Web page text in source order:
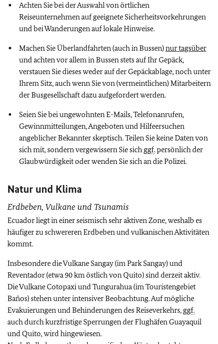
Achten Sie bei der Auswahl von örtlichen
Reiseunternehmen auf geeignete Sicherheitsvorkehrungen
und bei Wanderungen auf lokale Hinweise.
Machen Sie Überlandfahrten (auch in Bussen)nur tagsüber
und achten vor allem in Bussen stets auf Ihr Gepäck,
verstauen Sie dieses weder auf der Gepäckablage, noch unter
Ihrem Sitz, auch wenn Sie von (vermeintlichen) Mitarbeitern
der Busgesellschaft dazu aufgefordert werden.
Seien Sie bei ungewohnten E-Mails, Telefonanrufen,
Gewinnmitteilungen, Angeboten und Hilfeersuchen
angeblicher Bekannter skeptisch. Teilen Sie keine Daten von
sich mit, sondern vergewissern Sie sich ggf.persönlich der
Glaubwürdigkeit oder wenden Sie sich an die Polizei.
Natur und Klima
Erdbeben, Vulkane und Tsunamis
Ecuador liegt in einer seismisch sehr aktiven Zone, weshalb es
häufiger zu schwereren Erdbeben und vulkanischen Aktivitäten
kommt.
Insbesondere die Vulkane Sangay (im Park Sangay) und
Reventador (etwa 90 km östlich von Quito) sind derzeit aktiv.
Die Vulkane Cotopaxi und Tungurahua (im Touristengebiet
Baños) stehen unter intensiver Beobachtung. Auf mögliche
Evakuierungen und Behinderungen des Reiseverkehrs, ggf.
auch durch kurzfristige Sperrungen der Flughäfen Guayaquil
und Quito, wird hingewiesen.